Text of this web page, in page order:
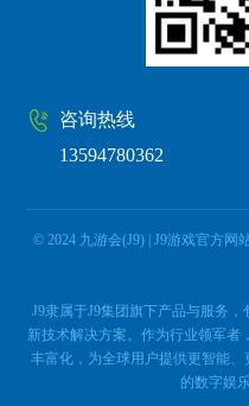
咨询热线
13594780362
© 2024 九游会(J9) | J9游戏官方网
J9隶属于J9集团旗下产品与服务
新技术解决方案。作为行业领军者
丰富化，为全球用户提供更智能
的数字娱